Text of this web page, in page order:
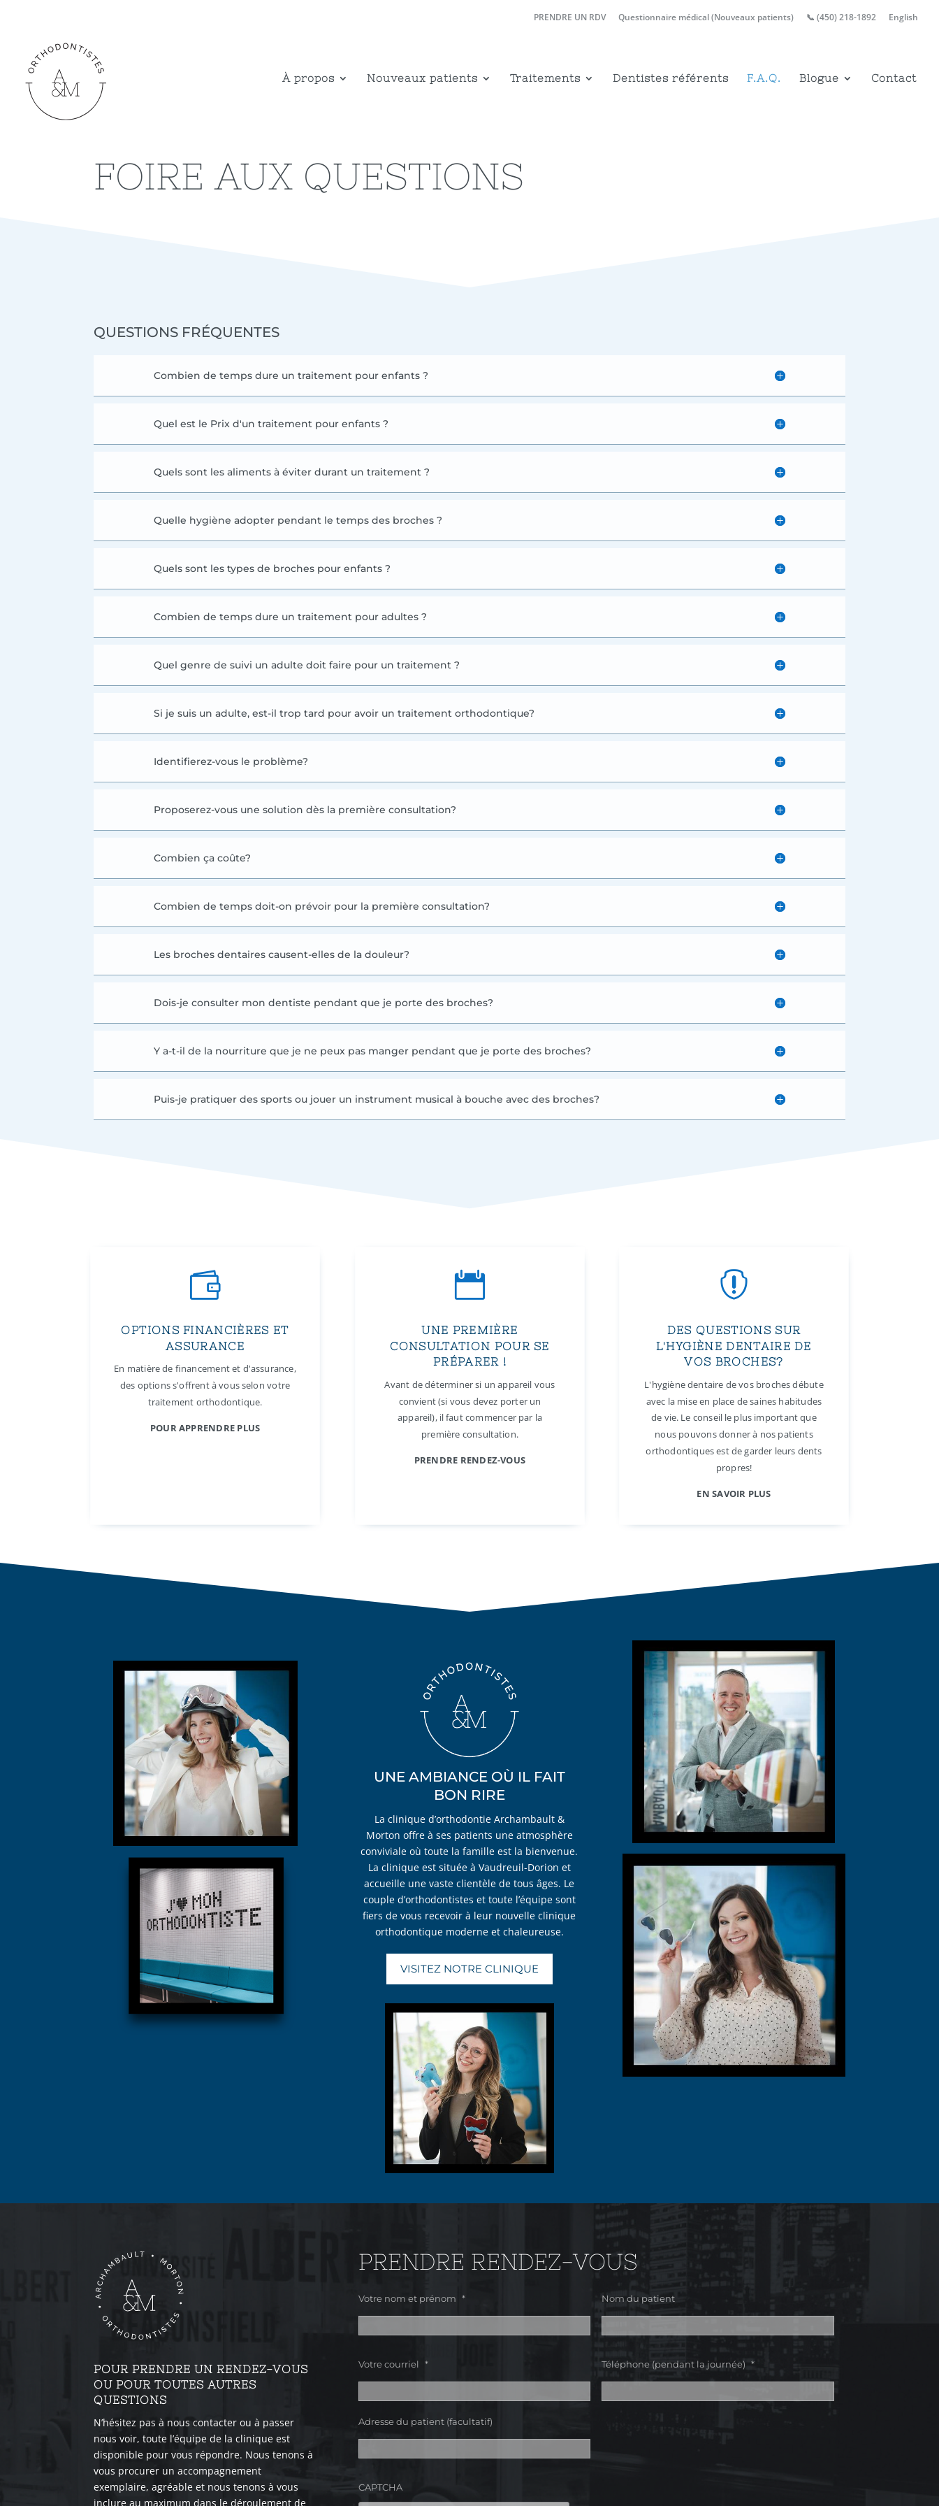
PRENDRE UN RDV Questionnaire médical (Nouveaux patients) 📞 (450) 218-1892 English
À propos Nouveaux patients Traitements Dentistes référents F.A.Q. Blogue Contact
FOIRE AUX QUESTIONS
QUESTIONS FRÉQUENTES
Combien de temps dure un traitement pour enfants ?
Quel est le Prix d'un traitement pour enfants ?
Quels sont les aliments à éviter durant un traitement ?
Quelle hygiène adopter pendant le temps des broches ?
Quels sont les types de broches pour enfants ?
Combien de temps dure un traitement pour adultes ?
Quel genre de suivi un adulte doit faire pour un traitement ?
Si je suis un adulte, est-il trop tard pour avoir un traitement orthodontique?
Identifierez-vous le problème?
Proposerez-vous une solution dès la première consultation?
Combien ça coûte?
Combien de temps doit-on prévoir pour la première consultation?
Les broches dentaires causent-elles de la douleur?
Dois-je consulter mon dentiste pendant que je porte des broches?
Y a-t-il de la nourriture que je ne peux pas manger pendant que je porte des broches?
Puis-je pratiquer des sports ou jouer un instrument musical à bouche avec des broches?

OPTIONS FINANCIÈRES ET
ASSURANCE
En matière de financement et d'assurance,
des options s'offrent à vous selon votre
traitement orthodontique.
POUR APPRENDRE PLUS

UNE PREMIÈRE
CONSULTATION POUR SE
PRÉPARER !
Avant de déterminer si un appareil vous
convient (si vous devez porter un
appareil), il faut commencer par la
première consultation.
PRENDRE RENDEZ-VOUS

DES QUESTIONS SUR
L'HYGIÈNE DENTAIRE DE
VOS BROCHES?
L'hygiène dentaire de vos broches débute
avec la mise en place de saines habitudes
de vie. Le conseil le plus important que
nous pouvons donner à nos patients
orthodontiques est de garder leurs dents
propres!
EN SAVOIR PLUS
UNE AMBIANCE OÙ IL FAIT
BON RIRE
La clinique d’orthodontie Archambault &
Morton offre à ses patients une atmosphère
conviviale où toute la famille est la bienvenue.
La clinique est située à Vaudreuil-Dorion et
accueille une vaste clientèle de tous âges. Le
couple d’orthodontistes et toute l’équipe sont
fiers de vous recevoir à leur nouvelle clinique
orthodontique moderne et chaleureuse.
VISITEZ NOTRE CLINIQUE
POUR PRENDRE UN RENDEZ-VOUS
OU POUR TOUTES AUTRES
QUESTIONS
N’hésitez pas à nous contacter ou à passer
nous voir, toute l’équipe de la clinique est
disponible pour vous répondre. Nous tenons à
vous procurer un accompagnement
exemplaire, agréable et nous tenons à vous
inclure au maximum dans le déroulement de
PRENDRE RENDEZ-VOUS
Votre nom et prénom * Nom du patient
Votre courriel * Téléphone (pendant la journée) *
Adresse du patient (facultatif)
CAPTCHA